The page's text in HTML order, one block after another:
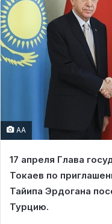
AA
17 апреля Глава
Токаев по
Тайипа Эрдогана
Турцию.